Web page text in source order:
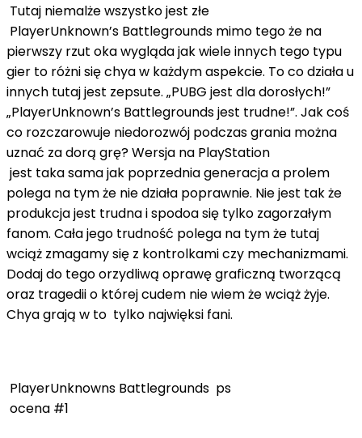
Tutaj niemalże wszystko jest złe
PlayerUnknown’s Battlegrounds mimo tego że na
pierwszy rzut oka wygląda jak wiele innych tego typu
gier to różni się chya w każdym aspekcie. To co działa u
innych tutaj jest zepsute. „PUBG jest dla dorosłych!”
„PlayerUnknown’s Battlegrounds jest trudne!”. Jak coś
co rozczarowuje niedorozwój podczas grania można
uznać za dorą grę? Wersja na PlayStation
jest taka sama jak poprzednia generacja a prolem
polega na tym że nie działa poprawnie. Nie jest tak że
produkcja jest trudna i spodoa się tylko zagorzałym
fanom. Cała jego trudność polega na tym że tutaj
wciąż zmagamy się z kontrolkami czy mechanizmami.
Dodaj do tego orzydliwą oprawę graficzną tworzącą
oraz tragedii o której cudem nie wiem że wciąż żyje.
Chya grają w to tylko najwięksi fani.
PlayerUnknowns Battlegrounds ps
ocena #1